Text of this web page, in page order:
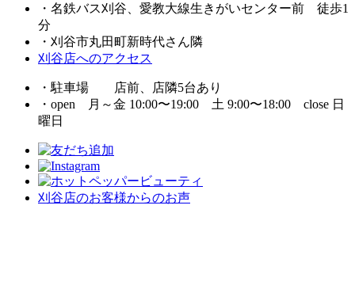
・名鉄バス刈谷、愛教大線生きがいセンター前 徒歩1
分
・刈谷市丸田町新時代さん隣
刈谷店へのアクセス
・駐車場 店前、店隣5台あり
・open 月～金 10:00〜19:00 土 9:00〜18:00 close 日
曜日
刈谷店のお客様からのお声